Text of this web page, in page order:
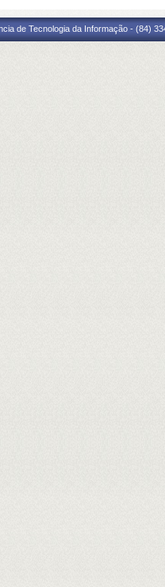
de Tecnologia da Informação - (84)